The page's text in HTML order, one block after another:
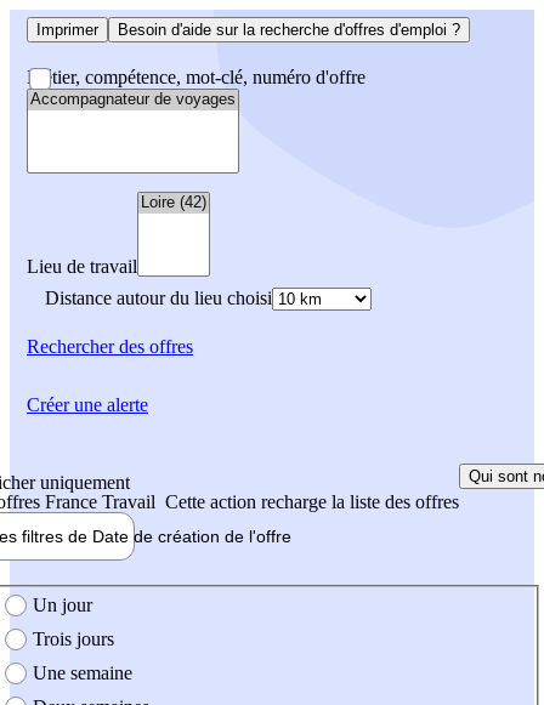
Imprimer Besoin d'aide sur la recherche d'offres d'emploi ?
Métier, compétence, mot-clé, numéro d'offre
Lieu de travail
Distance autour du lieu choisi
Rechercherdes offres
uniquement
France Travail Cette action recharge la liste des offres
Qui sont
filtres de Date de création de l'offre
création de l'offre
Un jour
Trois jours
Une semaine
Créer une alerte